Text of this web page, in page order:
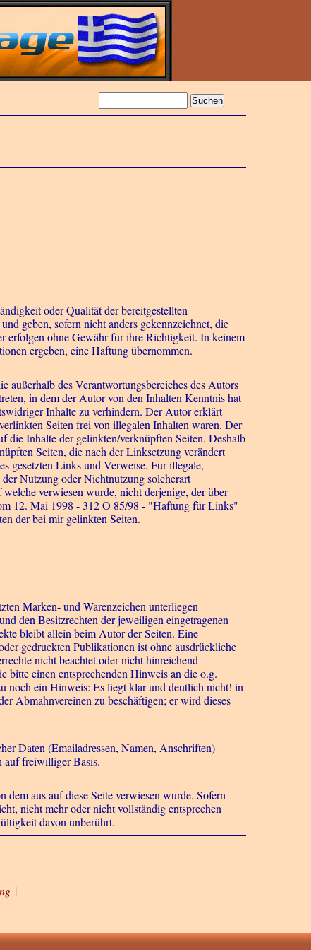
oder Qualität der bereitgestellten
geben, sofern nicht anders gekennzeichnet, die
erfolgen ohne Gewähr für ihre Richtigkeit. In keinem
ergeben, eine Haftung übernommen.
des Verantwortungsbereiches des Autors
in dem der Autor von den Inhalten Kenntnis hat
Inhalte zu verhindern. Der Autor erklärt
Seiten frei von illegalen Inhalten waren. Der
Inhalte der gelinkten/verknüpften Seiten. Deshalb
Seiten, die nach der Linksetzung verändert
gesetzten Links und Verweise. Für illegale,
Nutzung oder Nichtnutzung solcherart
verwiesen wurde, nicht derjenige, der über
12. Mai 1998 - 312 O 85/98 - "Haftung für Links"
der bei mir gelinkten Seiten.
Marken- und Warenzeichen unterliegen
den Besitzrechten der jeweiligen eingetragenen
bleibt allein beim Autor der Seiten. Eine
gedruckten Publikationen ist ohne ausdrückliche
nicht beachtet oder nicht hinreichend
bitte einen entsprechenden Hinweis an die o.g.
noch ein Hinweis: Es liegt klar und deutlich nicht! in
Abmahnvereinen zu beschäftigen; er wird dieses
Daten (Emailadressen, Namen, Anschriften)
auf freiwilliger Basis.
dem aus auf diese Seite verwiesen wurde. Sofern
nicht mehr oder nicht vollständig entsprechen
davon unberührt.
|